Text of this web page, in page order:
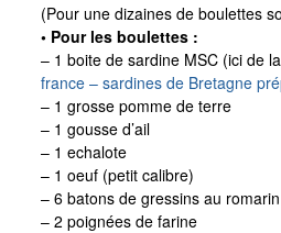
(Pour une dizaines de boulettes
• Pour les boulettes :
– 1 boite de sardine MSC (ici de la
france – sardines de Bretagne
– 1 grosse pomme de terre
– 1 gousse d’ail
– 1 echalote
– 1 oeuf (petit calibre)
– 6 batons de gressins au romarin
– 2 poignées de farine